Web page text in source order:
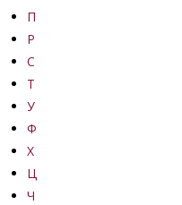
П
Р
С
Т
У
Ф
Х
Ц
Ч